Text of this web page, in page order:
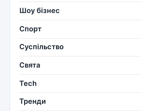
Шоу бізнес
Спорт
Суспільство
Свята
Tech
Тренди